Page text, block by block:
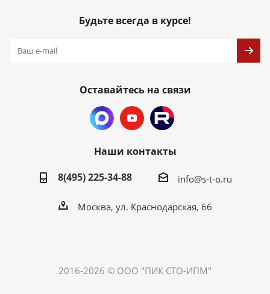
Будьте всегда в курсе!
Оставайтесь на связи
Наши контакты
8(495) 225-34-88
info@s-t-o.ru
Москва, ул. Краснодарская, 66
2016-2026 © ООО "ПИК СТО-ИПМ"